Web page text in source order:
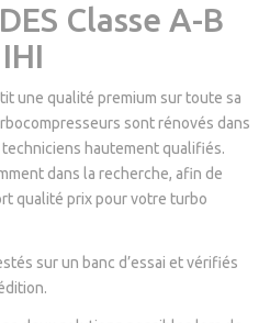
Classe A-B
une qualité premium sur toute sa
sont rénovés dans
hautement qualifiés.
dans la recherche, afin de
qualité prix pour votre turbo
sur un banc d’essai et vérifiés